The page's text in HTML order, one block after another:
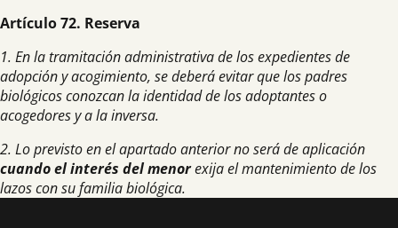
Artículo 72. Reserva
1. En la tramitación administrativa de los expedientes de
adopción y acogimiento, se deberá evitar que los padres
biológicos conozcan la identidad de los adoptantes o
acogedores y a la inversa.
2. Lo previsto en el apartado anterior no será de aplicación
cuando el interés del menorexija el mantenimiento de los
lazos con su familia biológica.